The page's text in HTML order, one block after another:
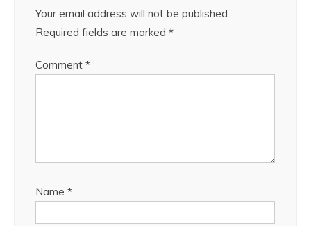
Your email address will not be published.
Required fields are marked *
Comment *
Name *